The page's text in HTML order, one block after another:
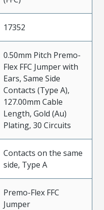
17352
0.50mm Pitch Premo-
Flex FFC Jumper with
Ears, Same Side
Contacts (Type A),
127.00mm Cable
Length, Gold (Au)
Plating, 30 Circuits
Contacts on the same
side, Type A
Premo-Flex FFC
Jumper